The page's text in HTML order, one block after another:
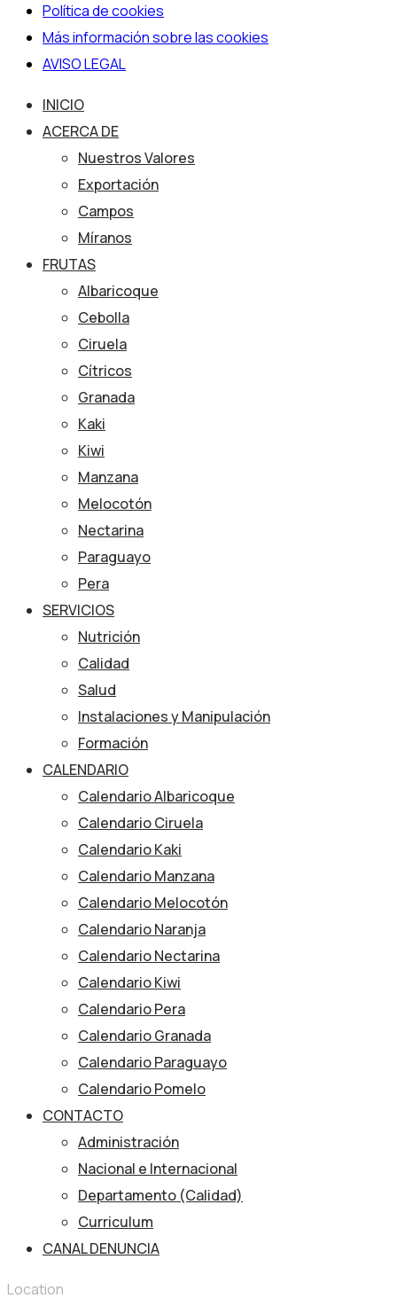
Política de cookies
Más información sobre las cookies
AVISO LEGAL
INICIO
ACERCA DE
Nuestros Valores
Exportación
Campos
Míranos
FRUTAS
Albaricoque
Cebolla
Ciruela
Cítricos
Granada
Kaki
Kiwi
Manzana
Melocotón
Nectarina
Paraguayo
Pera
SERVICIOS
Nutrición
Calidad
Salud
Instalaciones y Manipulación
Formación
CALENDARIO
Calendario Albaricoque
Calendario Ciruela
Calendario Kaki
Calendario Manzana
Calendario Melocotón
Calendario Naranja
Calendario Nectarina
Calendario Kiwi
Calendario Pera
Calendario Granada
Calendario Paraguayo
Calendario Pomelo
CONTACTO
Administración
Nacional e Internacional
Departamento (Calidad)
Curriculum
CANAL DENUNCIA
Location